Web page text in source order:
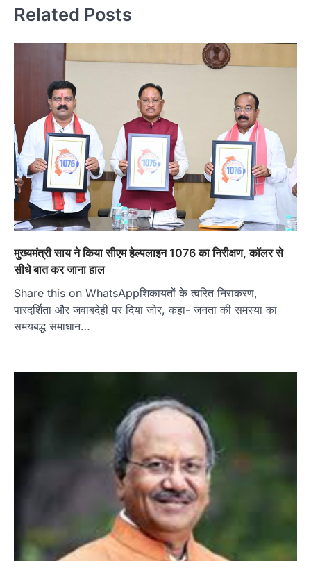
Related Posts
मुख्यमंत्री साय ने किया सीएम हेल्पलाइन 1076 का निरीक्षण, कॉलर से
सीधे बात कर जाना हाल
Share this on WhatsAppशिकायतों के त्वरित निराकरण,
पारदर्शिता और जवाबदेही पर दिया जोर, कहा- जनता की समस्या का
समयबद्ध समाधान…